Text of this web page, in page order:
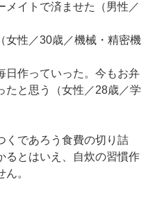
メイトで済ませた（男性／
女性／30歳／機械・精密機
日作っていった。今もお弁
たと思う（女性／28歳／学
くであろう食費の切り詰
るとはいえ、自炊の習慣作
。